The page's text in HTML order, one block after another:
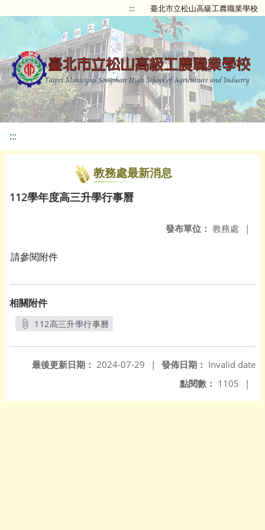
::: 臺北市立松山高級工農職業學校
:::
教務處最新消息
112學年度高三升學行事曆
發布單位： 教務處 |
請參閱附件
相關附件
112高三升學行事曆
發佈日期： Invalid date
最後更新日期： 2024-07-29
|
點閱數： 1105 |